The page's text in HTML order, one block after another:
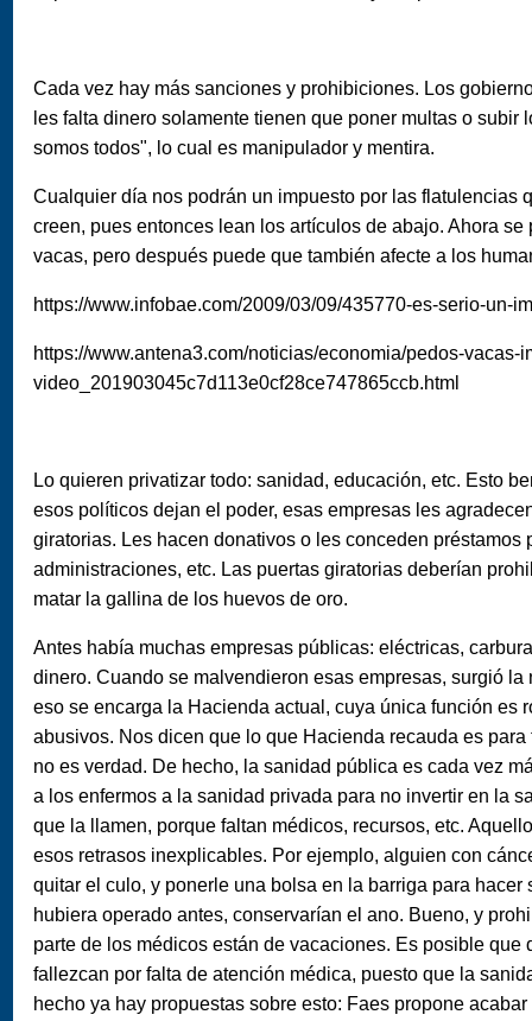
Cada vez hay más sanciones y prohibiciones. Los
les falta dinero solamente tienen que poner multas o
somos todos", lo cual es manipulador y mentira.
Cualquier día nos podrán un impuesto por las flatulencias
creen, pues entonces lean los artículos de abajo. Ahora
vacas, pero después puede que también afecte a los
https://www.infobae.com/2009/03/09/435770-es-serio-un-
https://www.antena3.com/noticias/economia/pedos-vacas-
video_201903045c7d113e0cf28ce747865ccb.html
Lo quieren privatizar todo: sanidad, educación, etc. Esto
esos políticos dejan el poder, esas empresas les
giratorias. Les hacen donativos o les conceden
administraciones, etc. Las puertas giratorias deberían
matar la gallina de los huevos de oro.
Antes había muchas empresas públicas: eléctricas,
dinero. Cuando se malvendieron esas empresas, surgió
eso se encarga la Hacienda actual, cuya única función es
abusivos. Nos dicen que lo que Hacienda recauda es
no es verdad. De hecho, la sanidad pública es cada vez
a los enfermos a la sanidad privada para no invertir en la
que la llamen, porque faltan médicos, recursos, etc.
esos retrasos inexplicables. Por ejemplo, alguien con
quitar el culo, y ponerle una bolsa en la barriga para
hubiera operado antes, conservarían el ano. Bueno, y
parte de los médicos están de vacaciones. Es posible
fallezcan por falta de atención médica, puesto que la
hecho ya hay propuestas sobre esto: Faes propone